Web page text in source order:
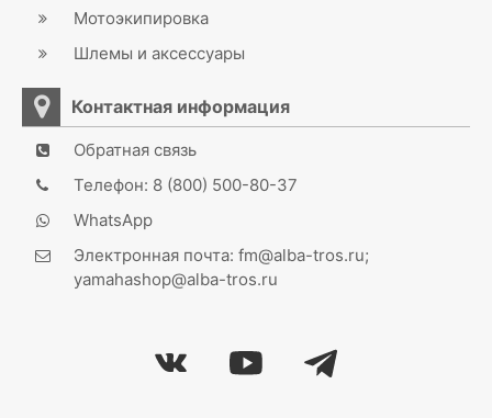
Мотоэкипировка
Шлемы и аксессуары
Контактная информация
Обратная связь
Телефон: 8 (800) 500-80-37
WhatsApp
Электронная почта: fm@alba-tros.ru;
yamahashop@alba-tros.ru